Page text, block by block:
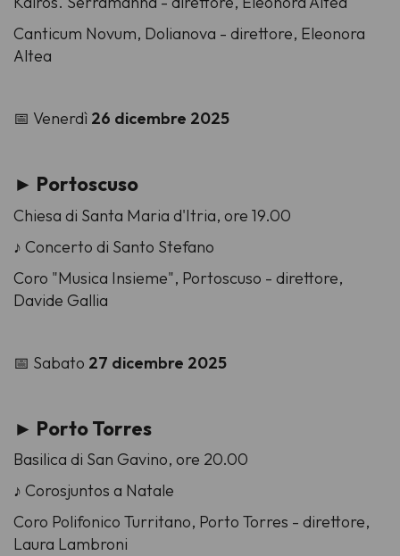
Canticum Novum, Dolianova - direttore, Eleonora
Altea
📅 Venerdì 26 dicembre 2025
► Portoscuso
Chiesa di Santa Maria d'Itria, ore 19.00
♪ Concerto di Santo Stefano
Coro "Musica Insieme", Portoscuso - direttore,
Davide Gallia
📅 Sabato 27 dicembre 2025
► Porto Torres
Basilica di San Gavino, ore 20.00
♪ Corosjuntos a Natale
Coro Polifonico Turritano, Porto Torres - direttore,
Laura Lambroni